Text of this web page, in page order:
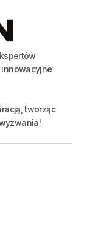
innowacyjne
tworząc